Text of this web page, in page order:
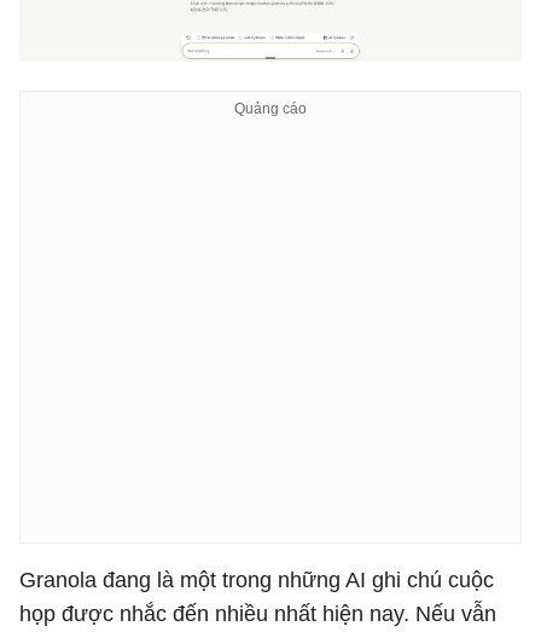
Granola đang là một trong những AI ghi chú cuộc
họp được nhắc đến nhiều nhất hiện nay. Nếu vẫn